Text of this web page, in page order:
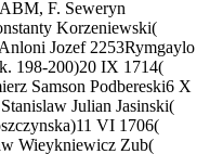
F. Seweryn
Korzeniewski(
Jozef 2253Rymgaylo
198-200)20 IX 1714(
Samson Podbereski6 X
Julian Jasinski(
VI 1706(
Wieykniewicz Zub(